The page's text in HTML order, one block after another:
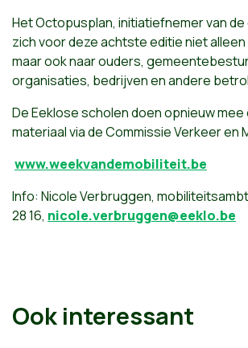
Het Octopusplan, initiatiefnemer van
zich voor deze achtste editie niet
maar ook naar ouders,
organisaties, bedrijven en andere
De Eeklose scholen doen opnieuw mee
materiaal via de Commissie Verkeer en
www.weekvandemobiliteit.be
Info: Nicole Verbruggen,
28 16, nicole.verbruggen@eeklo.be
Ook interessant